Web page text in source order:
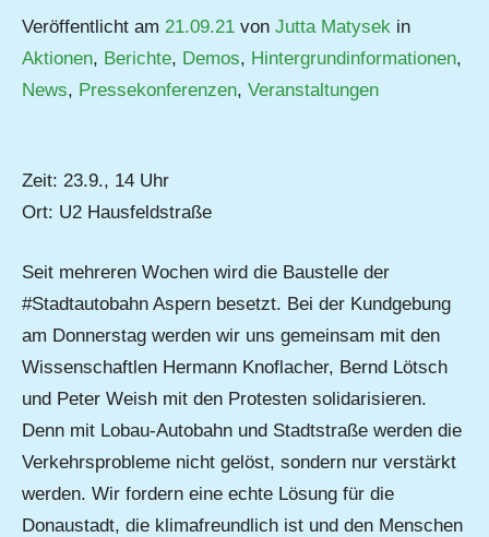
Veröffentlicht am 21.09.21 von Jutta Matysek in
Aktionen, Berichte, Demos, Hintergrundinformationen,
News, Pressekonferenzen, Veranstaltungen
Zeit: 23.9., 14 Uhr
Ort: U2 Hausfeldstraße
Seit mehreren Wochen wird die Baustelle der
#Stadtautobahn Aspern besetzt. Bei der Kundgebung
am Donnerstag werden wir uns gemeinsam mit den
Wissenschaftlen Hermann Knoflacher, Bernd Lötsch
und Peter Weish mit den Protesten solidarisieren.
Denn mit Lobau-Autobahn und Stadtstraße werden die
Verkehrsprobleme nicht gelöst, sondern nur verstärkt
werden. Wir fordern eine echte Lösung für die
Donaustadt, die klimafreundlich ist und den Menschen